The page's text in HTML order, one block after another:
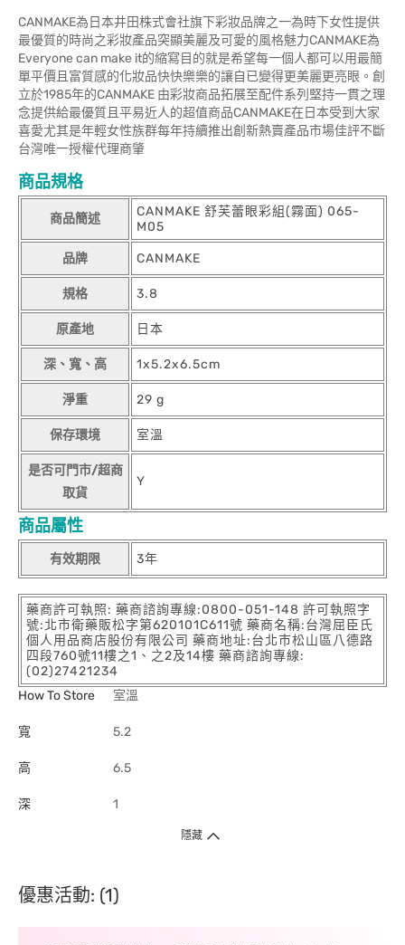
CANMAKE為日本井田株式會社旗下彩妝品牌之一為時下女性提供
最優質的時尚之彩妝產品突顯美麗及可愛的風格魅力CANMAKE為
Everyone can make it的縮寫目的就是希望每一個人都可以用最簡
單平價且富質感的化妝品快快樂樂的讓自已變得更美麗更亮眼。創
立於1985年的CANMAKE 由彩妝商品拓展至配件系列堅持一貫之理
念提供給最優質且平易近人的超值商品CANMAKE在日本受到大家
喜愛尤其是年輕女性族群每年持續推出創新熱賣產品市場佳評不斷
台灣唯一授權代理商肇
商品規格
商品簡述
CANMAKE 舒芙蕾眼彩組(霧面) 065-
M05
品牌 CANMAKE
規格 3.8
原產地 日本
深、寬、高 1x5.2x6.5cm
淨重 29 g
保存環境 室溫
是否可門市/超商
取貨
Y
商品屬性
有效期限 3年
藥商許可執照: 藥商諮詢專線:0800-051-148 許可執照字
號:北市衛藥販松字第620101C611號 藥商名稱:台灣屈臣氏
個人用品商店股份有限公司 藥商地址:台北市松山區八德路
四段760號11樓之1、之2及14樓 藥商諮詢專線:
(02)27421234
How To Store
室溫
寬 5.2
高 6.5
深 1
隱藏
優惠活動: (1)